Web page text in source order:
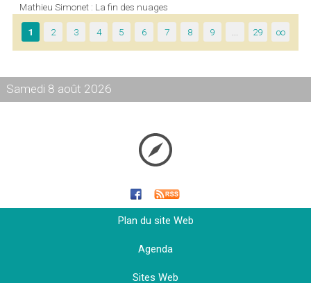
Mathieu Simonet : La fin des nuages
1 2 3 4 5 6 7 8 9 … 29 ∞
Samedi 8 août 2026
Plan du site Web
Agenda
Sites Web